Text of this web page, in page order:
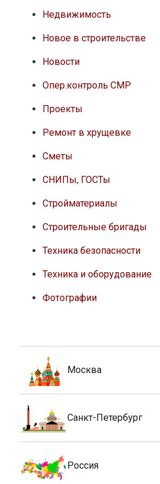
Недвижимость
Новое в строительстве
Новости
Опер.контроль СМР
Проекты
Ремонт в хрущевке
Сметы
СНИПы, ГОСТы
Стройматериалы
Строительные бригады
Техника безопасности
Техника и оборудование
Фотографии
Москва
Санкт-Петербург
Россия